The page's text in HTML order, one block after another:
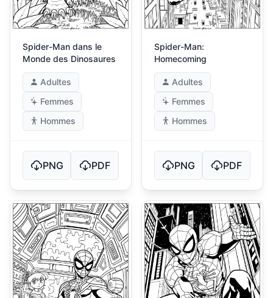
Spider-Man dans le
Monde des Dinosaures
Adultes
Femmes
Hommes
PNG PDF
Spider-Man:
Homecoming
Adultes
Femmes
Hommes
PNG PDF